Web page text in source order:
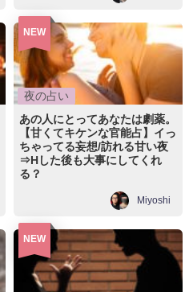
NEW
夜の占い
あの人にとってあなたは劇薬。
【甘くてキケンな官能占】イっ
ちゃってる妄想/訪れる甘い夜
⇒Hした後も大事にしてくれ
る？
Miyoshi
NEW